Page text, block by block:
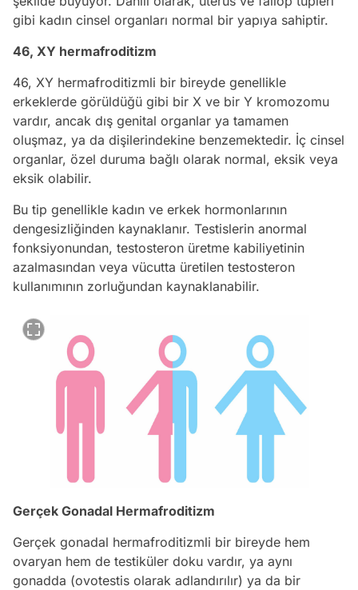
gibi kadın cinsel organları normal bir yapıya sahiptir.
46, XY hermafroditizm
46, XY hermafroditizmli bir bireyde genellikle
erkeklerde görüldüğü gibi bir X ve bir Y kromozomu
vardır, ancak dış genital organlar ya tamamen
oluşmaz, ya da dişilerindekine benzemektedir. İç cinsel
organlar, özel duruma bağlı olarak normal, eksik veya
eksik olabilir.
Bu tip genellikle kadın ve erkek hormonlarının
dengesizliğinden kaynaklanır. Testislerin anormal
fonksiyonundan, testosteron üretme kabiliyetinin
azalmasından veya vücutta üretilen testosteron
kullanımının zorluğundan kaynaklanabilir.
Gerçek Gonadal Hermafroditizm
Gerçek gonadal hermafroditizmli bir bireyde hem
ovaryan hem de testiküler doku vardır, ya aynı
gonadda (ovotestis olarak adlandırılır) ya da bir